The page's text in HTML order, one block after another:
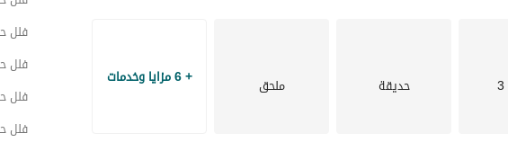
حديقة ملحق + 6 مزايا وخدمات
فلل
فلل
فلل
فلل